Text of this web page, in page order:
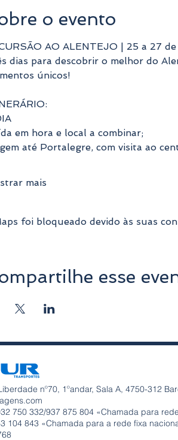
o evento
AO ALENTEJO | 25 a 27
dias para descobrir o melhor do
únicos!
em hora e local a combinar;
até Portalegre, com visita ao
mais
foi bloqueado devido às suas
esse
nº70, 1ºandar, Sala A, 4750-312
750 332/937 875 804 «Chamada para
104 843 «Chamada para a rede fixa